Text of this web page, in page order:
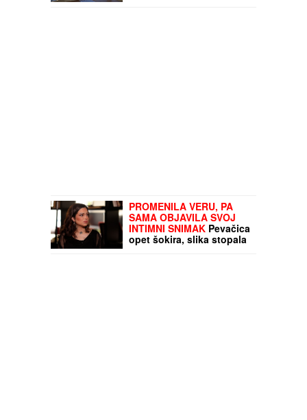
PROMENILA VERU, PA
SAMA OBJAVILA SVOJ
INTIMNI SNIMAK Pevačica
opet šokira, slika stopala
u KESAMA: "Mažem